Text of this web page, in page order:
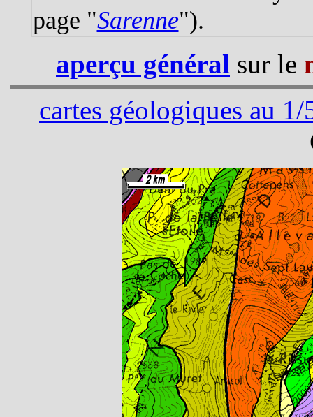
page "Sarenne").
aperçu général sur le
cartes géologiques au 1/